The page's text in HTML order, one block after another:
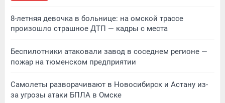
8-летняя девочка в больнице: на омской трассе
произошло страшное ДТП — кадры с места
Беспилотники атаковали завод в соседнем регионе —
пожар на тюменском предприятии
Самолеты разворачивают в Новосибирск и Астану из-
за угрозы атаки БПЛА в Омске